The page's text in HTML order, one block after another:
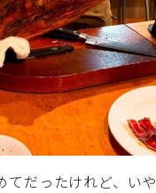
てだったけれど、い